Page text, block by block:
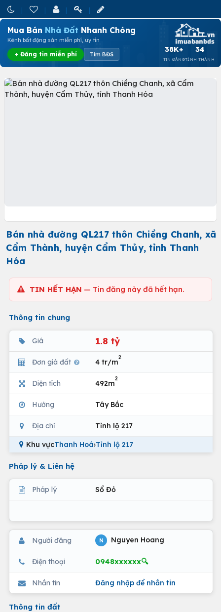
Mua Bán Nhà Đất Nhanh Chóng
Kênh bất động sản miễn phí, uy tín
+ Đăng tin miễn phí Tìm BĐS
38K+
TIN ĐĂNG
34
TỈNH THÀNH
Bán nhà đường QL217 thôn Chiềng Chanh, xã
Cẩm Thành, huyện Cẩm Thủy, tỉnh Thanh
Hóa
TIN HẾT HẠN — Tin đăng này đã hết hạn.
Thông tin chung
Giá 1.8 tỷ
Đơn giá đất 4 tr/m
2
Diện tích 492m
2
Hướng Tây Bắc
Địa chỉ Tỉnh lộ 217
Khu vựcThanh Hoá›Tỉnh lộ 217
Pháp lý & Liên hệ
Pháp lý Sổ Đỏ
Người đăng N Nguyen Hoang
Điện thoại 0948xxxxxx🔍
Nhắn tin Đăng nhập để nhắn tin
Thông tin đất